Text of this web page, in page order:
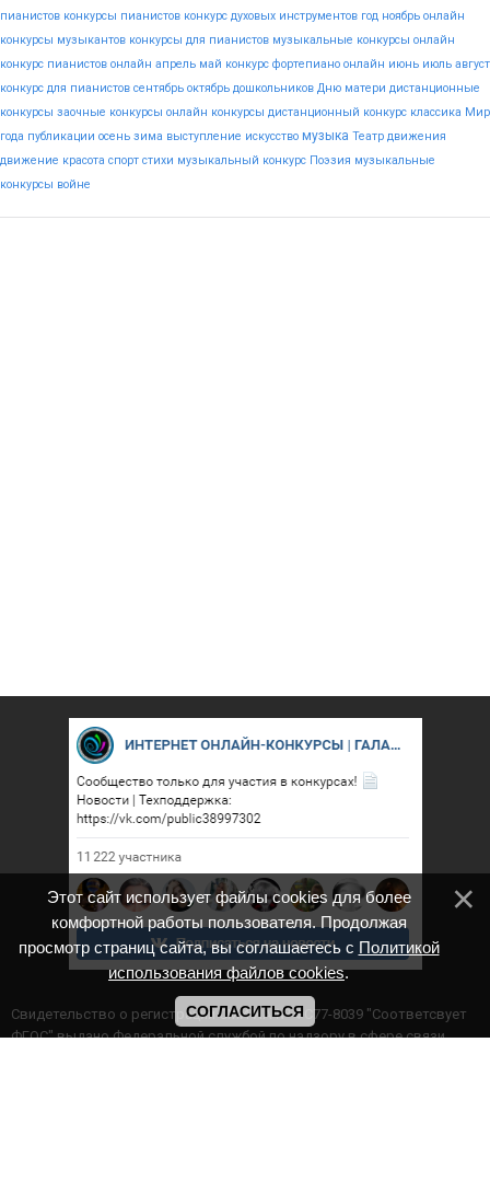
пианистов конкурсы пианистов конкурс духовых инструментов год ноябрь онлайн
конкурсы музыкантов конкурсы для пианистов музыкальные конкурсы онлайн
конкурс пианистов онлайн апрель май конкурс фортепиано онлайн июнь июль август
конкурс для пианистов сентябрь октябрь дошкольников Дню матери дистанционные
конкурсы заочные конкурсы онлайн конкурсы дистанционный конкурс классика Мир
года публикации осень зима выступление искусство музыка Театр движения
движение красота спорт стихи музыкальный конкурс Поэзия музыкальные
конкурсы войне
Cвидетельство о регистрации СМИ ИА № ФС77-8039 "Соответсвует
ФГОС" выдано Федеральной службой по надзору в сфере связи,
Этот сайт использует файлы cookies для более
комфортной работы пользователя. Продолжая
просмотр страниц сайта, вы соглашаетесь с Политикой
использования файлов cookies.
СОГЛАСИТЬСЯ